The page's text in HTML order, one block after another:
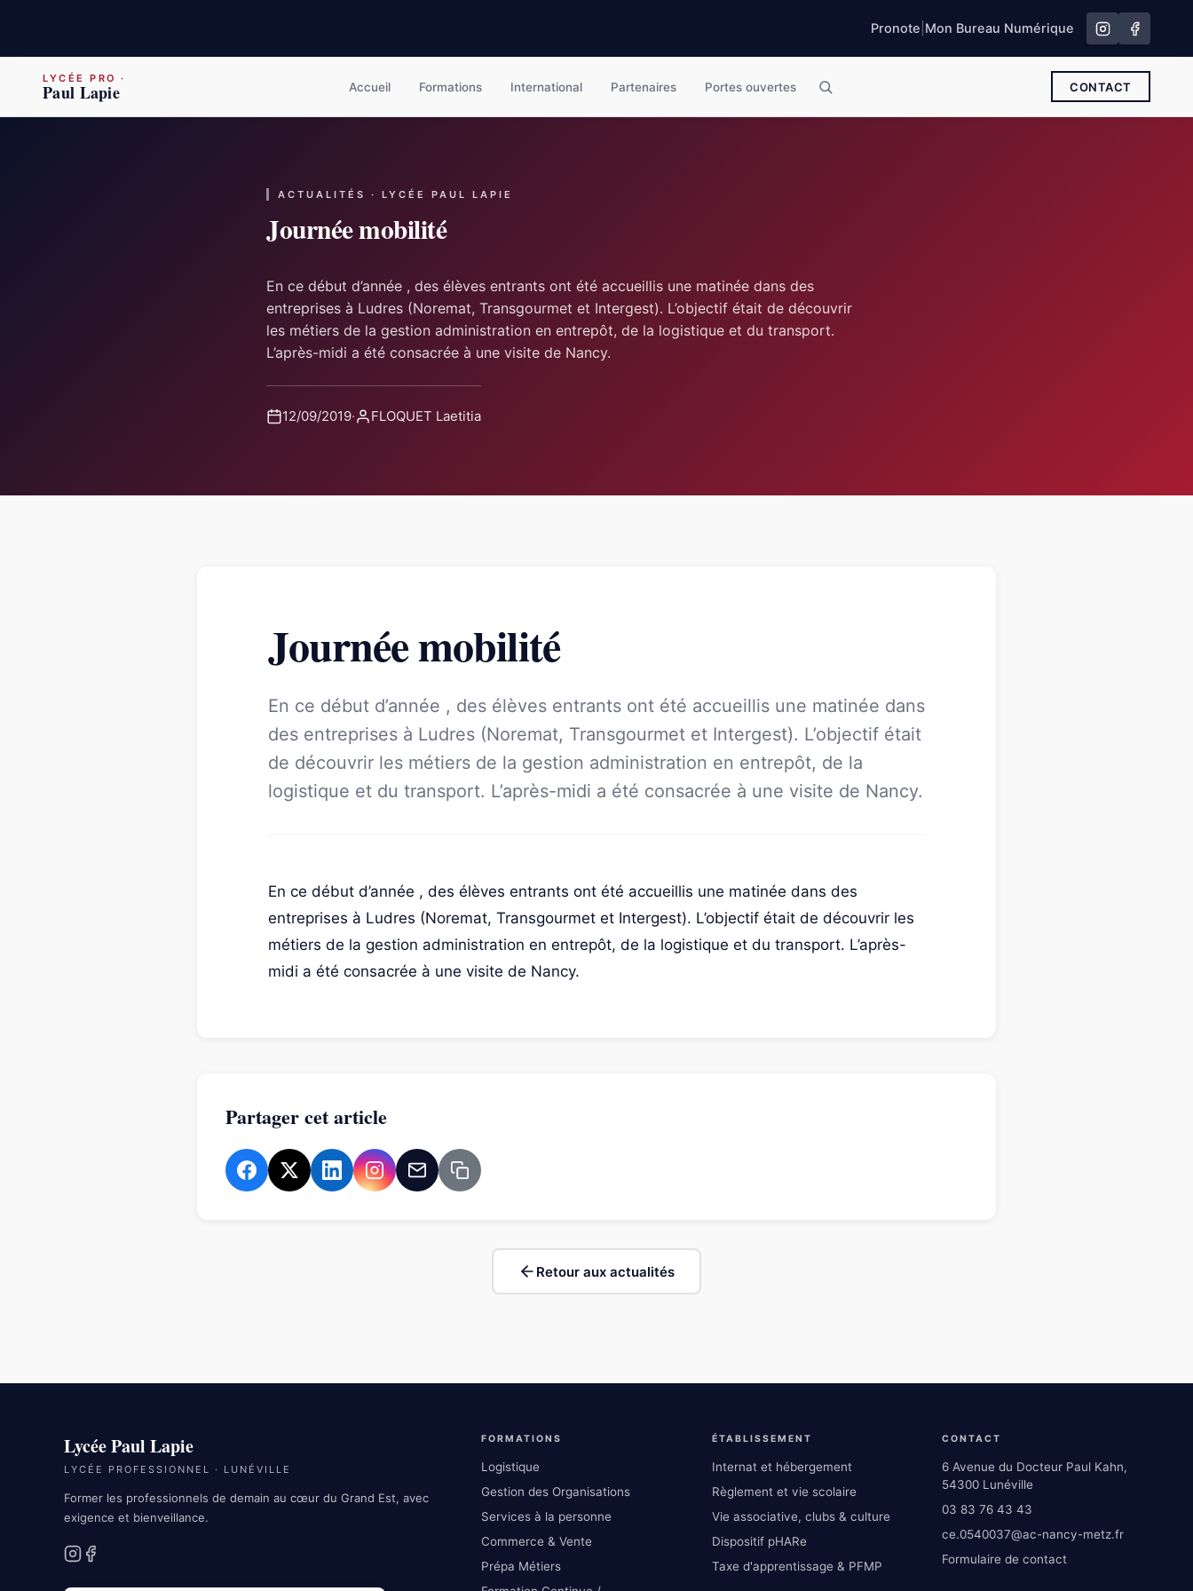
Pronote Mon Bureau Numérique
LYCÉE PRO ·
Paul Lapie Accueil Formations International Partenaires Portes ouvertes CONTACT
ACTUALITÉS · LYCÉE PAUL LAPIE
Journée mobilité
En ce début d’année , des élèves entrants ont été accueillis une matinée dans des
entreprises à Ludres (Noremat, Transgourmet et Intergest). L’objectif était de découvrir
les métiers de la gestion administration en entrepôt, de la logistique et du transport.
L’après-midi a été consacrée à une visite de Nancy.
12/09/2019· FLOQUET Laetitia
Journée mobilité
En ce début d’année , des élèves entrants ont été accueillis une matinée dans
des entreprises à Ludres (Noremat, Transgourmet et Intergest). L’objectif était
de découvrir les métiers de la gestion administration en entrepôt, de la
logistique et du transport. L’après-midi a été consacrée à une visite de Nancy.
En ce début d’année , des élèves entrants ont été accueillis une matinée dans des
entreprises à Ludres (Noremat, Transgourmet et Intergest). L’objectif était de découvrir les
métiers de la gestion administration en entrepôt, de la logistique et du transport. L’après-
midi a été consacrée à une visite de Nancy.
Partager cet article
Retour aux actualités
Lycée Paul Lapie
LYCÉE PROFESSIONNEL · LUNÉVILLE
Former les professionnels de demain au cœur du Grand Est, avec
exigence et bienveillance.
Instagram
FORMATIONS
Logistique
Gestion des Organisations
Services à la personne
Commerce & Vente
Prépa Métiers
ÉTABLISSEMENT
Internat et hébergement
Règlement et vie scolaire
Vie associative, clubs & culture
Dispositif pHARe
Taxe d'apprentissage & PFMP
CONTACT
6 Avenue du Docteur Paul Kahn,
54300 Lunéville
03 83 76 43 43
ce.0540037@ac-nancy-metz.fr
Formulaire de contact